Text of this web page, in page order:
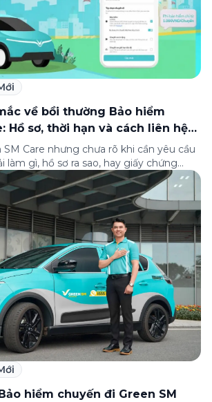
về bồi thường Bảo hiểm
Hồ sơ, thời hạn và cách liên hệ
Care nhưng chưa rõ khi cần yêu cầu
làm gì, hồ sơ ra sao, hay giấy chứng
ở đâu? Bài viết này tổng hợp đầy đủ các
nhất về quy trình bồi thường và hỗ trợ
hiểm chuyến đi Green SM